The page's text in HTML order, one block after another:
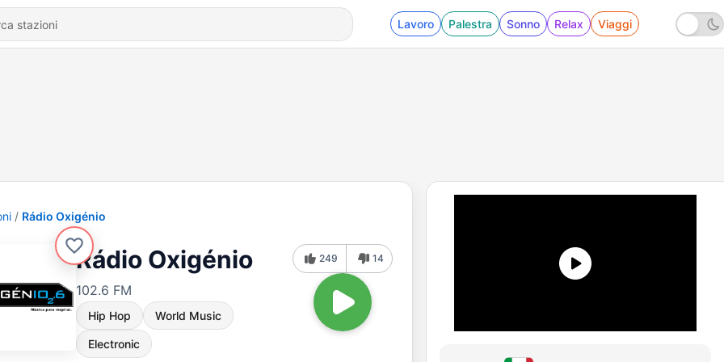
Lavoro Palestra Sonno Relax Viaggi
Rádio Oxigénio
Rádio Oxigénio
102.6 FM
Hip Hop World Music
Electronic
249 14